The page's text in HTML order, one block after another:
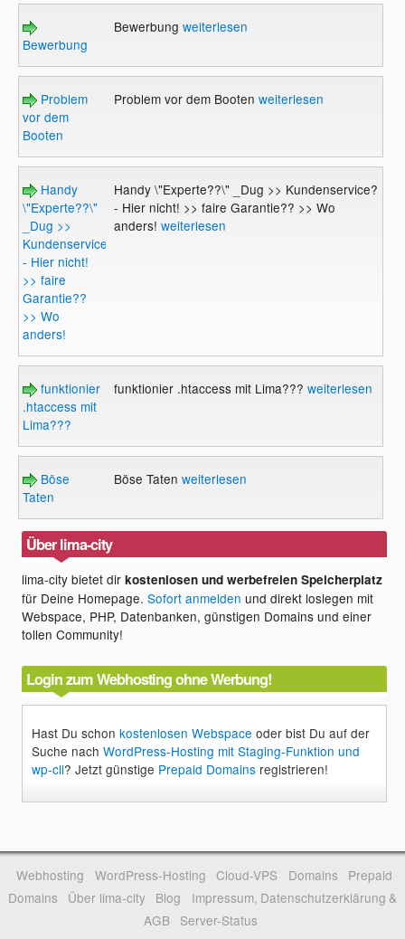
Bewerbung
Bewerbung weiterlesen
Problem
vor dem
Booten
Problem vor dem Booten weiterlesen
Handy
\"Experte??\"
_Dug >>
Kundenservice?
- Hier nicht!
>> faire
Garantie??
>> Wo
anders!
Handy \"Experte??\" _Dug >> Kundenservice?
- Hier nicht! >> faire Garantie?? >> Wo
anders! weiterlesen
funktionier
.htaccess mit
Lima???
funktionier .htaccess mit Lima??? weiterlesen
Böse
Taten
Böse Taten weiterlesen
Über lima-city
lima-city bietet dirkostenlosen und werbefreien Speicherplatz
für Deine Homepage.Sofort anmelden und direkt loslegen mit
Webspace, PHP, Datenbanken, günstigen Domains und einer
tollen Community!
Login zum Webhosting ohne Werbung!
Hast Du schonkostenlosen Webspace oder bist Du auf der
Suche nachWordPress-Hosting mit Staging-Funktion und
wp-cli? Jetzt günstige Prepaid Domains registrieren!
Webhosting WordPress-Hosting Cloud-VPS Domains
Prepaid
Domains
Über lima-city Blog
Impressum, Datenschutzerklärung &
AGB
Server-Status